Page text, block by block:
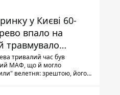
у Києві 60-
впало на
травмувало
подробиці
тривалий час був
МАФ, що й могло
велетня: зрештою, його